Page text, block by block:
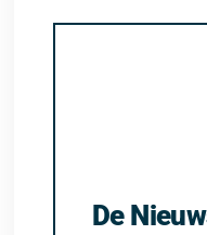
De